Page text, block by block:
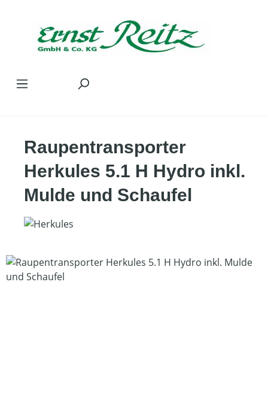
Raupentransporter
Herkules 5.1 H Hydro inkl.
Mulde und Schaufel
Bildergalerie überspringen